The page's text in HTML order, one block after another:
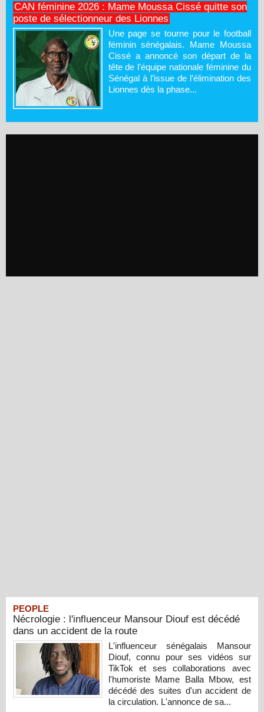
CAN féminine 2026 : Mame Moussa Cissé quitte son
poste de sélectionneur des Lionnes
Une page se tourne pour le football
féminin sénégalais. Mame Moussa
Cissé a annoncé son départ de la
tête de l’équipe nationale féminine du
Sénégal à l’issue de l’élimination des
Lionnes dès la phase...
PEOPLE
Nécrologie : l'influenceur Mansour Diouf est décédé
dans un accident de la route
L'influenceur sénégalais Mansour
Diouf, connu pour ses vidéos sur
TikTok et ses collaborations avec
l'humoriste Mame Balla Mbow, est
décédé des suites d'un accident de
la circulation. L'annonce de sa...